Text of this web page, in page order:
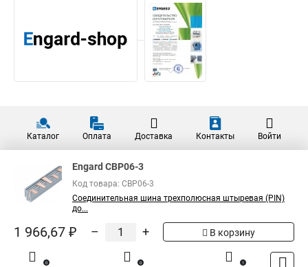
Каталог Оплата Доставка Контакты Войти
Engard CBP06-3
Код товара: CBP06-3
Соединительная шина трехполюсная штыревая (PIN)
до...
1 966,67 ₽ – + В корзину
0 0 1